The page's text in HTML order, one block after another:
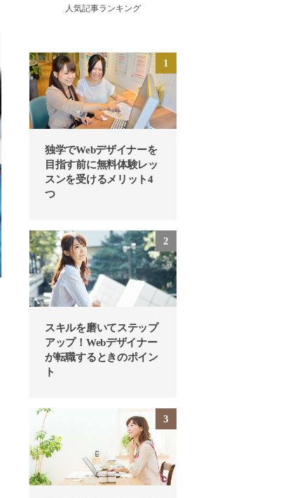
人気記事ランキング
独学でWebデザイナーを
目指す前に無料体験レッ
スンを受けるメリット4
つ
スキルを磨いてステップ
アップ！Webデザイナー
が転職するときのポイン
ト